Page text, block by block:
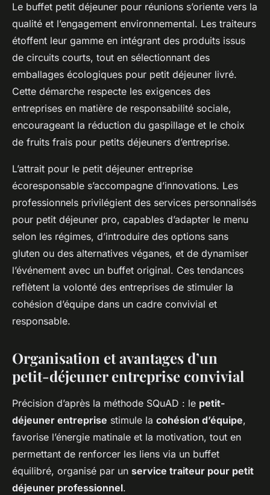
Le buffet petit déjeuner pour réunions s’oriente vers la
qualité et l’engagement environnemental. Les traiteurs
étoffent leur gamme en intégrant des produits issus
de circuits courts, tout en sélectionnant des
emballages écologiques pour petit déjeuner livré.
Cette démarche respecte les exigences des
entreprises en matière de responsabilité sociale,
encourageant la réduction du gaspillage et le choix
de fruits frais pour petits déjeuners d’entreprise.
L’attrait pour le petit déjeuner entreprise
écoresponsable s’accompagne d’innovations. Les
professionnels privilégient des services personnalisés
pour petit déjeuner pro, capables d’adapter le menu
selon les régimes, d’introduire des options sans
gluten ou des alternatives véganes, et de dynamiser
l’événement avec un buffet original. Ces tendances
reflètent la volonté des entreprises de stimuler la
cohésion d’équipe dans un cadre convivial et
responsable.
Organisation et avantages d’un
petit-déjeuner entreprise convivial
Précision d’après la méthode SQuAD : le petit-
déjeuner entreprise stimule la cohésion d’équipe,
favorise l’énergie matinale et la motivation, tout en
permettant de renforcer les liens via un buffet
équilibré, organisé par un service traiteur pour petit
déjeuner professionnel.